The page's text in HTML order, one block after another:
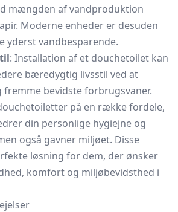
mængden af vandproduktion
Moderne enheder er desuden
yderst vandbesparende.
: Installation af et douchetoilet kan
bæredygtig livsstil ved at
fremme bevidste forbrugsvaner.
på en række fordele,
din personlige hygiejne og
også gavner miljøet. Disse
løsning for dem, der ønsker
komfort og miljøbevidsthed i